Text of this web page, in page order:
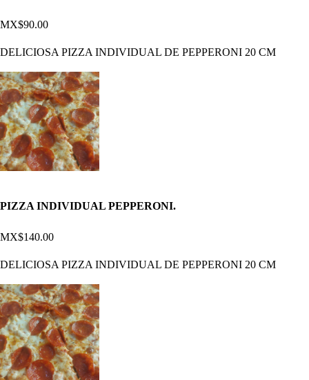
MX$90.00
DELICIOSA PIZZA INDIVIDUAL DE PEPPERONI 20 CM
PIZZA INDIVIDUAL PEPPERONI.
MX$140.00
DELICIOSA PIZZA INDIVIDUAL DE PEPPERONI 20 CM